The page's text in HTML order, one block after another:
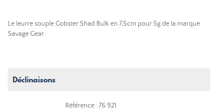
Le leurre souple Gobster Shad Bulk en 7,5cm pour 5g de la marque
Savage Gear.
Déclinaisons
Référence : 76 921